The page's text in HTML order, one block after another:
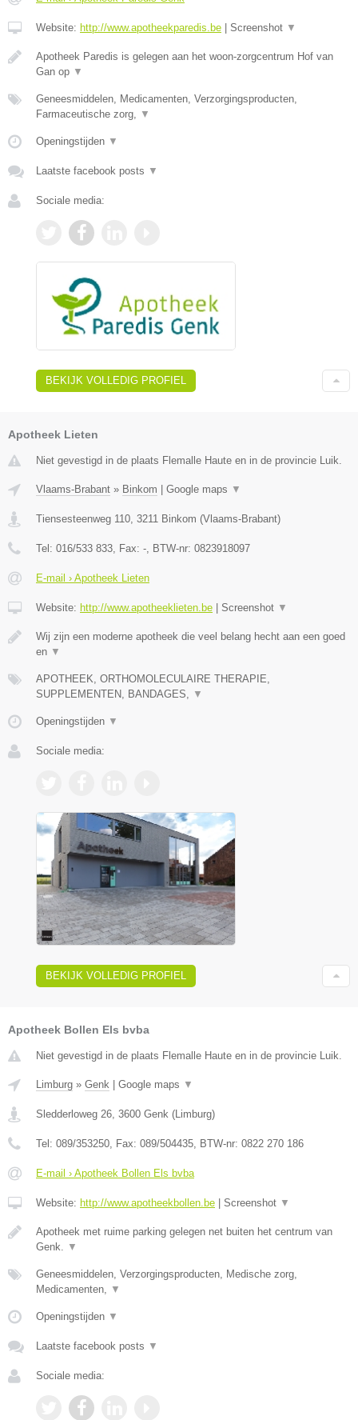
Website: http://www.apotheekparedis.be Screenshot ▼
Apotheek Paredis is gelegen aan het woon-zorgcentrum Hof van
Gan op ▼
Geneesmiddelen, Medicamenten, Verzorgingsproducten,
Farmaceutische zorg,
▼
Openingstijden ▼
Laatste facebook posts ▼
Sociale media:
BEKIJK VOLLEDIG PROFIEL
Apotheek Lieten
Niet gevestigd in de plaats Flemalle Haute en in de provincie Luik.
Vlaams-Brabant » Binkom Google maps ▼
Tiensesteenweg 110 3211 Binkom (Vlaams-Brabant)
Tel: 016/533 833 , Fax: - , BTW-nr: 0823918097
E-mail › Apotheek Lieten
Website: http://www.apotheeklieten.be Screenshot ▼
Wij zijn een moderne apotheek die veel belang hecht aan een goed
en ▼
APOTHEEK, ORTHOMOLECULAIRE THERAPIE,
SUPPLEMENTEN, BANDAGES,
▼
Openingstijden ▼
Sociale media:
BEKIJK VOLLEDIG PROFIEL
Apotheek Bollen Els bvba
Niet gevestigd in de plaats Flemalle Haute en in de provincie Luik.
Limburg » Genk | Google maps ▼
Sledderloweg 26 3600 Genk (Limburg)
Tel: 089/353250 , Fax: 089/504435 , BTW-nr: 0822 270 186
E-mail › Apotheek Bollen Els bvba
Website: http://www.apotheekbollen.be | Screenshot ▼
Apotheek met ruime parking gelegen net buiten het centrum van
Genk.
▼
Geneesmiddelen, Verzorgingsproducten, Medische zorg,
Medicamenten,
▼
Openingstijden ▼
Laatste facebook posts ▼
Sociale media: